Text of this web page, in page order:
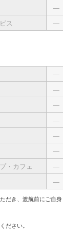
―
ス
―
―
―
―
―
―
―
・カフェ
―
―
だき、渡航前にご自身
ださい。